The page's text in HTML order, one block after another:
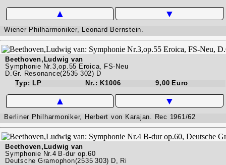
▲ ▼
Wiener Philharmoniker, Leonard Bernstein.
Beethoven,Ludwig van
Symphonie Nr.3,op.55 Eroica, FS-Neu
D.Gr. Resonance(2535 302) D
Typ: LP
Nr.: K1006 9,00 Euro
▲ ▼
Berliner Philharmoniker, Herbert von Karajan. Rec 1961/62
Beethoven,Ludwig van
Symphonie Nr.4 B-dur op.60
Deutsche Gramophon(2535 303) D, Ri